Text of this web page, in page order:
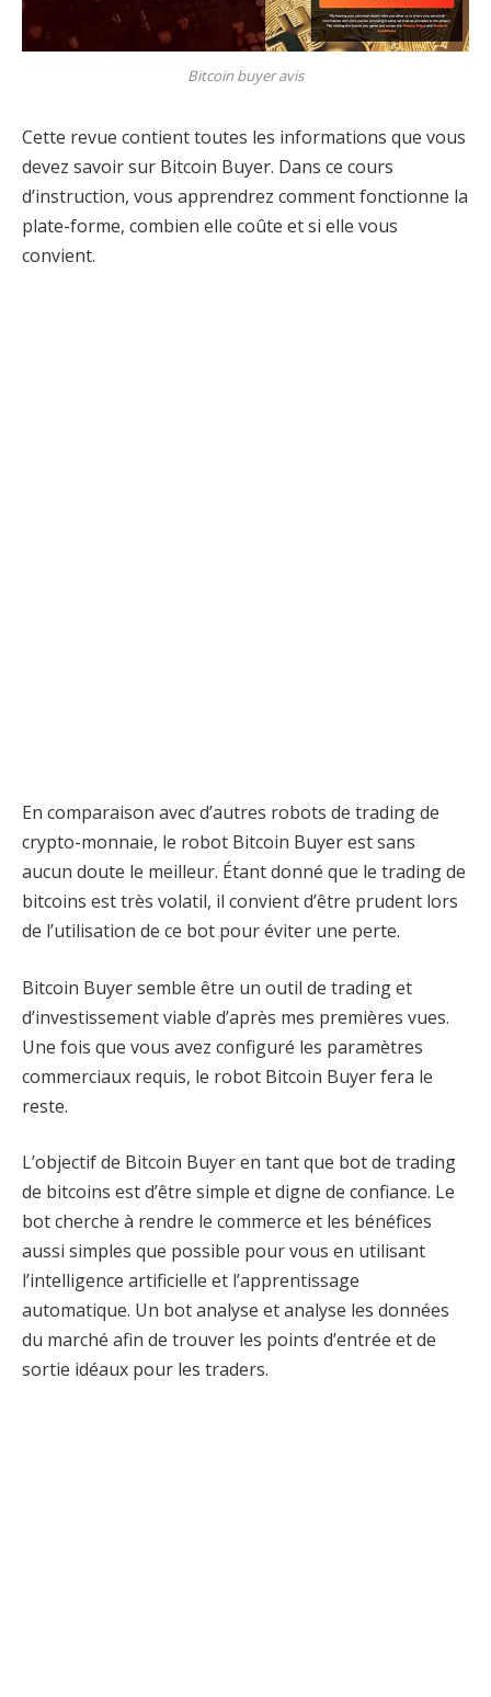
Bitcoin buyer avis
Cette revue contient toutes les informations que vous
devez savoir sur Bitcoin Buyer. Dans ce cours
d’instruction, vous apprendrez comment fonctionne la
plate-forme, combien elle coûte et si elle vous
convient.
En comparaison avec d’autres robots de trading de
crypto-monnaie, le robot Bitcoin Buyer est sans
aucun doute le meilleur. Étant donné que le trading de
bitcoins est très volatil, il convient d’être prudent lors
de l’utilisation de ce bot pour éviter une perte.
Bitcoin Buyer semble être un outil de trading et
d’investissement viable d’après mes premières vues.
Une fois que vous avez configuré les paramètres
commerciaux requis, le robot Bitcoin Buyer fera le
reste.
L’objectif de Bitcoin Buyer en tant que bot de trading
de bitcoins est d’être simple et digne de confiance. Le
bot cherche à rendre le commerce et les bénéfices
aussi simples que possible pour vous en utilisant
l’intelligence artificielle et l’apprentissage
automatique. Un bot analyse et analyse les données
du marché afin de trouver les points d’entrée et de
sortie idéaux pour les traders.